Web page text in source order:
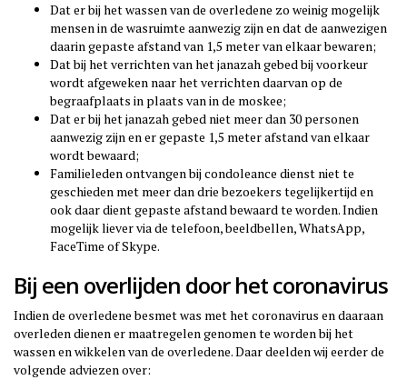
Dat er bij het wassen van de overledene zo weinig mogelijk
mensen in de wasruimte aanwezig zijn en dat de aanwezigen
daarin gepaste afstand van 1,5 meter van elkaar bewaren;
Dat bij het verrichten van het janazah gebed bij voorkeur
wordt afgeweken naar het verrichten daarvan op de
begraafplaats in plaats van in de moskee;
Dat er bij het janazah gebed niet meer dan 30 personen
aanwezig zijn en er gepaste 1,5 meter afstand van elkaar
wordt bewaard;
Familieleden ontvangen bij condoleance dienst niet te
geschieden met meer dan drie bezoekers tegelijkertijd en
ook daar dient gepaste afstand bewaard te worden. Indien
mogelijk liever via de telefoon, beeldbellen, WhatsApp,
FaceTime of Skype.
Bij een overlijden door het coronavirus
Indien de overledene besmet was met het coronavirus en daaraan
overleden dienen er maatregelen genomen te worden bij het
wassen en wikkelen van de overledene. Daar deelden wij eerder de
volgende adviezen over: